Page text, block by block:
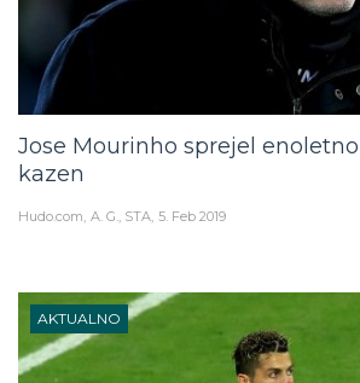
Jose Mourinho sprejel
kazen
Hudo.com A. G., STA 5. Feb 2019
AKTUALNO